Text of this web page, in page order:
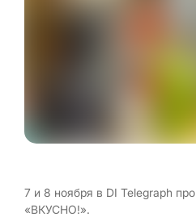
7 и 8 ноября в DI Telegraph
«ВКУСНО!».